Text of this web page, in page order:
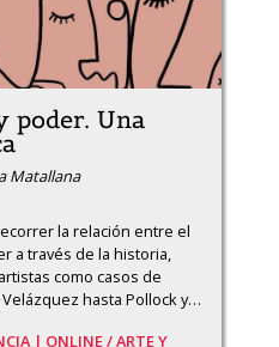
poder. Una
Matallana
la relación entre el
a través de la historia,
como casos de
hasta Pollock y…
| ONLINE /ARTE Y